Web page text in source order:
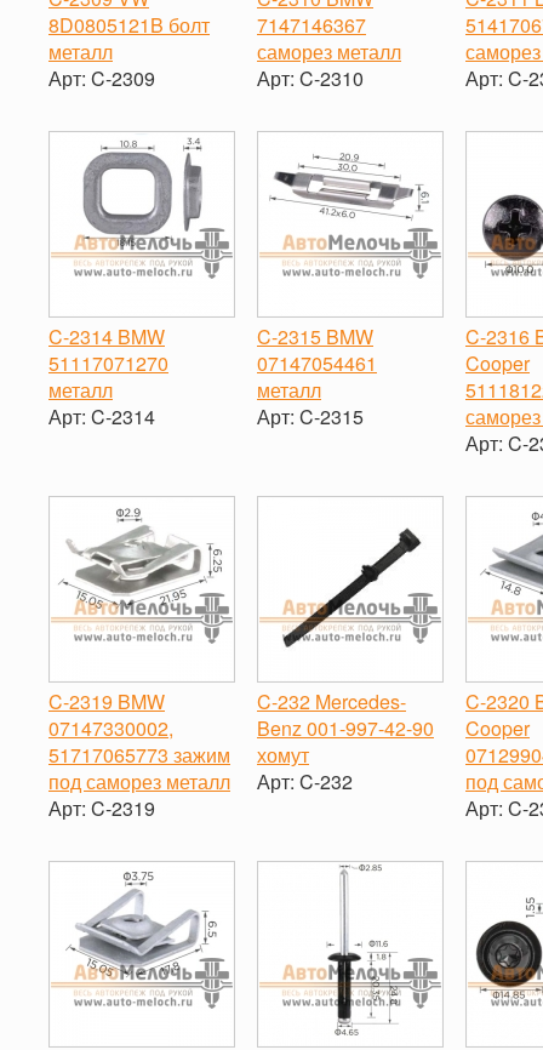
8D0805121B болт
металл
Арт: C-2309
-
+
7147146367
саморез металл
Арт: C-2310
-
+
Арт: C-
-
C-2314 BMW
51117071270
металл
Арт: C-2314
C-2315 BMW
07147054461
металл
Арт: C-2315
C-2316
Cooper
Арт: C-
-
C-2319 BMW
07147330002,
51717065773 зажим
под саморез металл
Арт: C-2319
-
+
C-232 Mercedes-
Benz 001-997-42-90
хомут
Арт: C-232
C-2320
Cooper
под
Арт: C-
-